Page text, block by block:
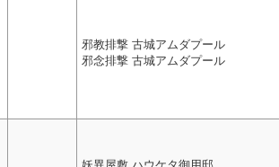
邪教排撃 古城アムダプール
邪念排撃 古城アムダプール